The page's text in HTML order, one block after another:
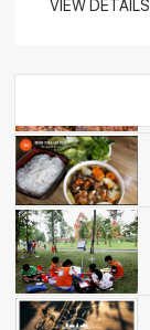
VIEW DETAILS